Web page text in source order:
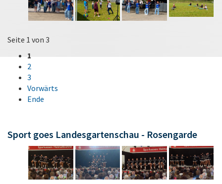
Seite 1 von 3
1
2
3
Vorwärts
Ende
Sport goes Landesgartenschau - Rosengarde